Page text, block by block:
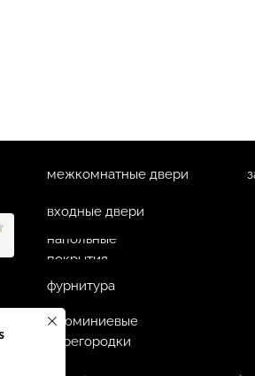
напольные
покрытия
межкомнатные двери
входные двери
фурнитура
алюминиевые
перегородки